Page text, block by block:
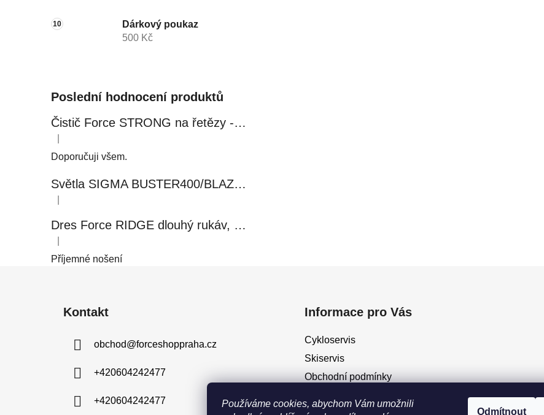
Používáme cookies, abychom Vám umožnili
Odmítnout
Dárkový poukaz
500 Kč
Poslední hodnocení produktů
Čistič Force STRONG na řetězy - 0,5 l, láhev - růžový
Hodnocení produktu je 5 z 5 hvězdiček.
Doporučuji všem.
Světla SIGMA BUSTER400/BLAZE FLASH, přední+zadní
Hodnocení produktu je 5 z 5 hvězdiček.
Dres Force RIDGE dlouhý rukáv, černo-modrý
Hodnocení produktu je 5 z 5 hvězdiček.
Příjemné nošení
Kontakt
obchod@forceshoppraha.cz
+420604242477
+420604242477
Informace pro Vás
Cykloservis
Skiservis
Obchodní podmínky